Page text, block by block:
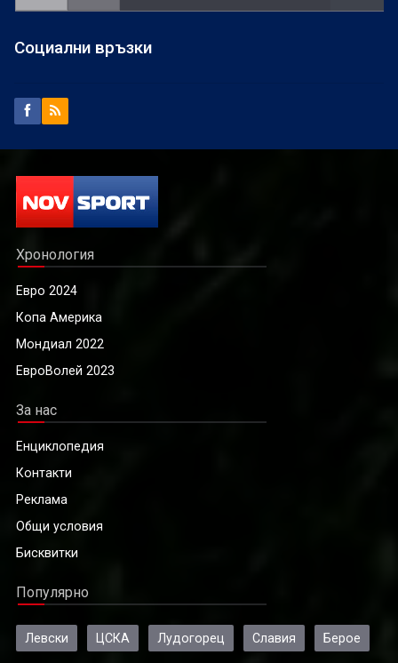
Социални връзки
Хронология
Евро 2024
Копа Америка
Мондиал 2022
ЕвроВолей 2023
За нас
Енциклопедия
Контакти
Реклама
Общи условия
Бисквитки
Популярно
Левски ЦСКА Лудогорец Славия Берое